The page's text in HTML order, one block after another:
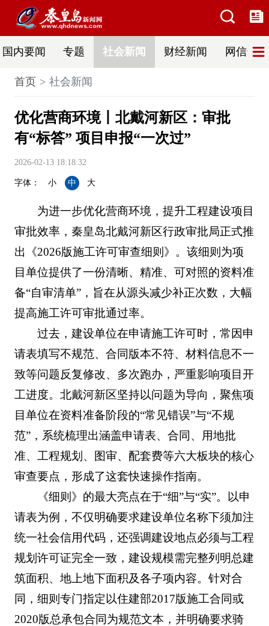
国内要闻 专题 社会新闻 财经新闻 网信普法
首页 社会新闻
优化营商环境丨北戴河新区：审批
有“标答” 项目申报“一次过”
2026-02-13 18:18:32
字体： 小 中 大
为进一步优化营商环境，提升工程建设项目
审批效率，秦皇岛北戴河新区行政审批局正式推
出《2026版施工许可审查细则》。该细则为项
目单位提供了一份清晰、精准、可对照的资料准
备“自审清单”，旨在从源头减少补正次数，大幅
提高施工许可审批通过率。
过去，建设单位在申请施工许可时，常因申
请表填写不规范、合同版本不符、材料信息不一
致等问题反复修改、多次跑办，严重影响项目开
工进度。北戴河新区坚持以问题为导向，聚焦项
目单位在资料准备阶段的“常见错误”与“不规
范”，系统梳理出涵盖申请表、合同、用地批
准、工程规划、图审、配套费等六大板块的核心
审查要点，形成了这套快速操作指南。
《细则》的最大亮点在于“细”与“实”。以申
请表为例，不仅明确要求建设单位名称下须加注
统一社会信用代码，还强调建设地点必须与工程
规划许可证完全一致，建设规模需完整列明总建
筑面积、地上地下面积及各子项内容。针对合
同，细则专门指定以住建部2017版施工合同或
2020版总承包合同为规范文本，并明确要求骑